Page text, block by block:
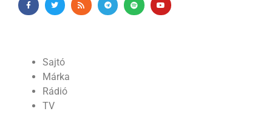
Sajtó
Márka
Rádió
TV